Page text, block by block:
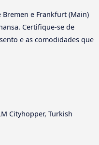
e Frankfurt (Main)
Certifique-se de
e as comodidades que
Cityhopper, Turkish